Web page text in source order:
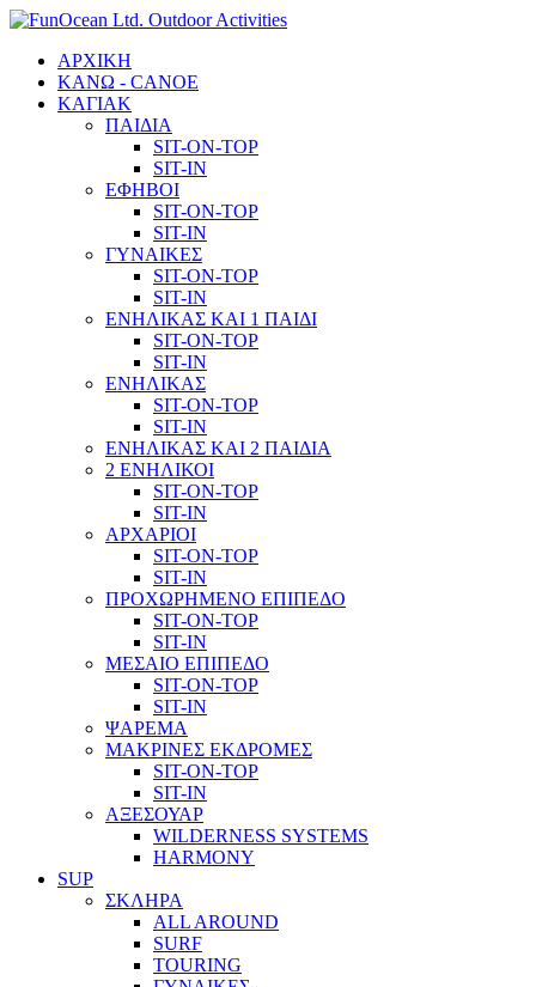
ΑΡΧΙΚΗ
ΚΑΝΩ - CANOE
ΚΑΓΙΑΚ
ΠΑΙΔΙΑ
SIT-ON-TOP
SIT-IN
ΕΦΗΒΟΙ
SIT-ON-TOP
SIT-IN
ΓΥΝΑΙΚΕΣ
SIT-ON-TOP
SIT-IN
ΕΝΗΛΙΚΑΣ ΚΑΙ 1 ΠΑΙΔΙ
SIT-ON-TOP
SIT-IN
ΕΝΗΛΙΚΑΣ
SIT-ON-TOP
SIT-IN
ΕΝΗΛΙΚΑΣ ΚΑΙ 2 ΠΑΙΔΙΑ
2 ΕΝΗΛΙΚΟΙ
SIT-ON-TOP
SIT-IN
ΑΡΧΑΡΙΟΙ
SIT-ON-TOP
SIT-IN
ΠΡΟΧΩΡΗΜΕΝΟ ΕΠΙΠΕΔΟ
SIT-ON-TOP
SIT-IN
ΜΕΣΑΙΟ ΕΠΙΠΕΔΟ
SIT-ON-TOP
SIT-IN
ΨΑΡΕΜΑ
ΜΑΚΡΙΝΕΣ ΕΚΔΡΟΜΕΣ
SIT-ON-TOP
SIT-IN
ΑΞΕΣΟΥΑΡ
WILDERNESS SYSTEMS
HARMONY
SUP
ΣΚΛΗΡΑ
ALL AROUND
SURF
TOURING